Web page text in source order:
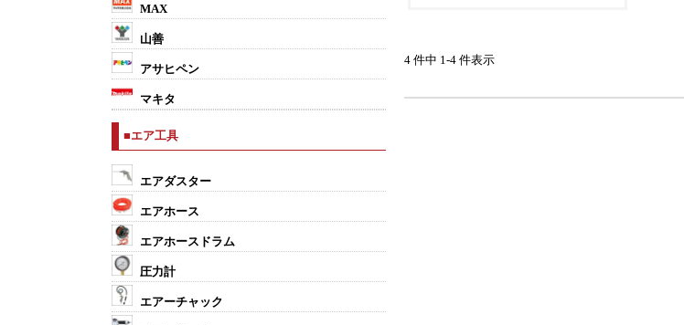
MAX
山善
アサヒペン
マキタ
■エア工具
エアダスター
エアホース
エアホースドラム
圧力計
エアーチャック
4 件中 1-4 件表示